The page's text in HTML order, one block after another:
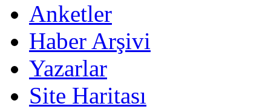
Anketler
Haber Arşivi
Yazarlar
Site Haritası